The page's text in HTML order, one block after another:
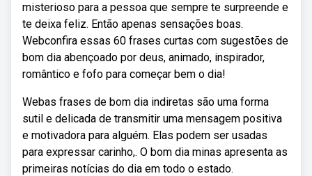
misterioso para a pessoa que sempre te surpreende e
te deixa feliz. Então apenas sensações boas.
Webconfira essas 60 frases curtas com sugestões de
bom dia abençoado por deus, animado, inspirador,
romântico e fofo para começar bem o dia!
Webas frases de bom dia indiretas são uma forma
sutil e delicada de transmitir uma mensagem positiva
e motivadora para alguém. Elas podem ser usadas
para expressar carinho,. O bom dia minas apresenta as
primeiras notícias do dia em todo o estado.